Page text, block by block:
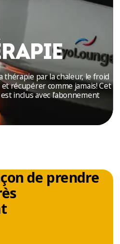
thérapie par la chaleur, le froid
récupérer comme jamais! Cet
inclus avec l’abonnement
de prendre